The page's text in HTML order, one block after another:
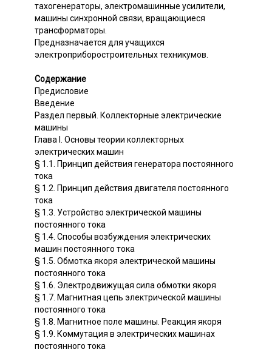
тахогенераторы, электромашинные усилители,
машины синхронной связи, вращающиеся
трансформаторы.
Предназначается для учащихся
электроприборостроительных техникумов.
Содержание
Предисловие
Введение
Раздел первый. Коллекторные электрические
машины
Глава I. Основы теории коллекторных
электрических машин
§ 1.1. Принцип действия генератора постоянного
тока
§ 1.2. Принцип действия двигателя постоянного
тока
§ 1.3. Устройство электрической машины
постоянного тока
§ 1.4. Способы возбуждения электрических
машин постоянного тока
§ 1.5. Обмотка якоря электрической машины
постоянного тока
§ 1.6. Электродвижущая сила обмотки якоря
§ 1.7. Магнитная цепь электрической машины
постоянного тока
§ 1.8. Магнитное поле машины. Реакция якоря
§ 1.9. Коммутация в электрических машинах
постоянного тока